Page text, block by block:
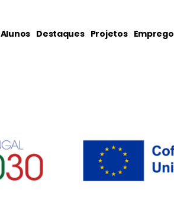
Alunos Destaques Projetos Emprego